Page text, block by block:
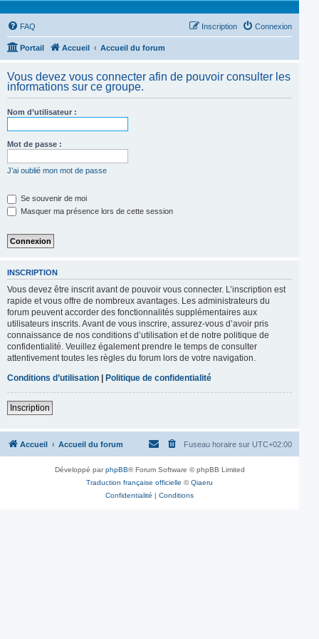
FAQ Connexion
Inscription
Portail Accueil Accueil du forum
Vous devez vous connecter afin de pouvoir consulter les
informations sur ce groupe.
Nom d’utilisateur :
Mot de passe :
J’ai oublié mon mot de passe
Se souvenir de moi
Masquer ma présence lors de cette session
INSCRIPTION
Vous devez être inscrit avant de pouvoir vous connecter. L’inscription est
rapide et vous offre de nombreux avantages. Les administrateurs du
forum peuvent accorder des fonctionnalités supplémentaires aux
utilisateurs inscrits. Avant de vous inscrire, assurez-vous d’avoir pris
connaissance de nos conditions d’utilisation et de notre politique de
confidentialité. Veuillez également prendre le temps de consulter
attentivement toutes les règles du forum lors de votre navigation.
Conditions d’utilisation | Politique de confidentialité
Inscription
Accueil Accueil du forum Fuseau horaire sur UTC+02:00
Développé parphpBB® Forum Software © phpBB Limited
Traduction française officielle ©Qiaeru
Confidentialité | Conditions